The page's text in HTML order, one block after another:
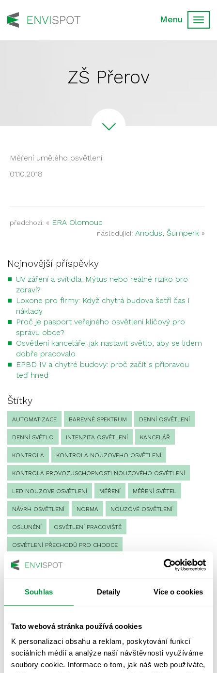
Souhlas Detaily Více o cookies
Tato webová stránka používá cookies
K personalizaci obsahu a reklam, poskytování funkcí
sociálních médií a analýze naší návštěvnosti využíváme
soubory cookie. Informace o tom, jak náš web používáte,
ZŠ Přerov
Měření umělého osvětlení
01.10.2018
předchozí: « ERA Olomouc
následující: Anodus, Šumperk »
Nejnovější příspěvky
UV záření a svítidla: Mýtus nebo reálné riziko pro
zdraví?
Loxone pro firmy: Když chytrá budova šetří čas i
náklady
Proč je pasport veřejného osvětlení klíčový pro
správu obce?
Osvětlení kanceláře: jak nastavit světlo, aby se lidem
dobře pracovalo
EPBD IV a chytré budovy: proč začít s přípravou
teď hned
Štítky
AUTOMATIZACE BAREVNÉ SPEKTRUM DENNÍ OSVĚTLENÍ
DENNÍ SVĚTLO INTENZITA OSVĚTLENÍ KANCELÁŘ
KONTROLA KONTROLA NOUZOVÉHO OSVĚTLENÍ
KONTROLA PROVOZUSCHOPNOSTI NOUZOVÉHO OSVĚTLENÍ
LED NOUZOVÉ OSVĚTLENÍ MĚŘENÍ MĚŘENÍ SVĚTEL
NÁVRH OSVĚTLENÍ NORMA NOUZOVÉ OSVĚTLENÍ
OSLUNĚNÍ OSVĚTLENÍ PRACOVIŠTĚ
OSVĚTLENÍ PŘECHODŮ PRO CHODCE
OSVĚTLENÍ SPORTOVIŠŤ
VÝPOČET OSVĚTLENÍ VÝPOČET ZASTÍNĚNÍ
VÝPOČTY A NÁVRHY